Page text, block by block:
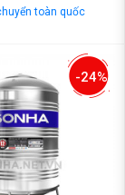
toàn quốc
-24%